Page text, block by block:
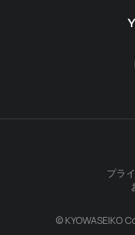
© KYOWASEIKO
プラ